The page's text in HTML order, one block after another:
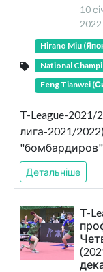
10
2022
Hirano Miu
National
Feng Tianwei
T-League-
лига-2021/
"бомбардиров"
Детальніше
T-